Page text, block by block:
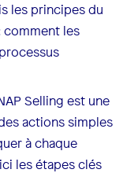
les principes du
comment les
Selling est une
actions simples
à chaque
les étapes clés